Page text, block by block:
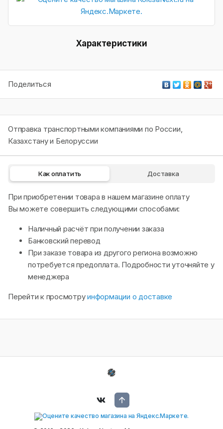
Характеристики
Поделиться
Отправка транспортными компаниями по России,
Казахстану и Белоруссии
Как оплатить Доставка
При приобретении товара в нашем магазине оплату
Вы можете совершить следующими способами:
Наличный расчёт при получении заказа
Банковский перевод
При заказе товара из другого региона возможно
потребуется предоплата. Подробности уточняйте у
менеджера
Перейти к просмотруинформации о доставке